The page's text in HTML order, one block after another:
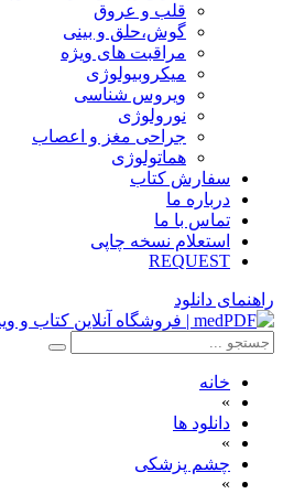
قلب و عروق
گوش،حلق و بینی
مراقبت های ویژه
میکروبیولوژی
ویروس شناسی
نورولوژی
جراحی مغز و اعصاب
هماتولوژی
سفارش کتاب
درباره ما
تماس با ما
استعلام نسخه چاپی
REQUEST
راهنمای دانلود
خانه
»
دانلود ها
»
چشم پزشکی
»